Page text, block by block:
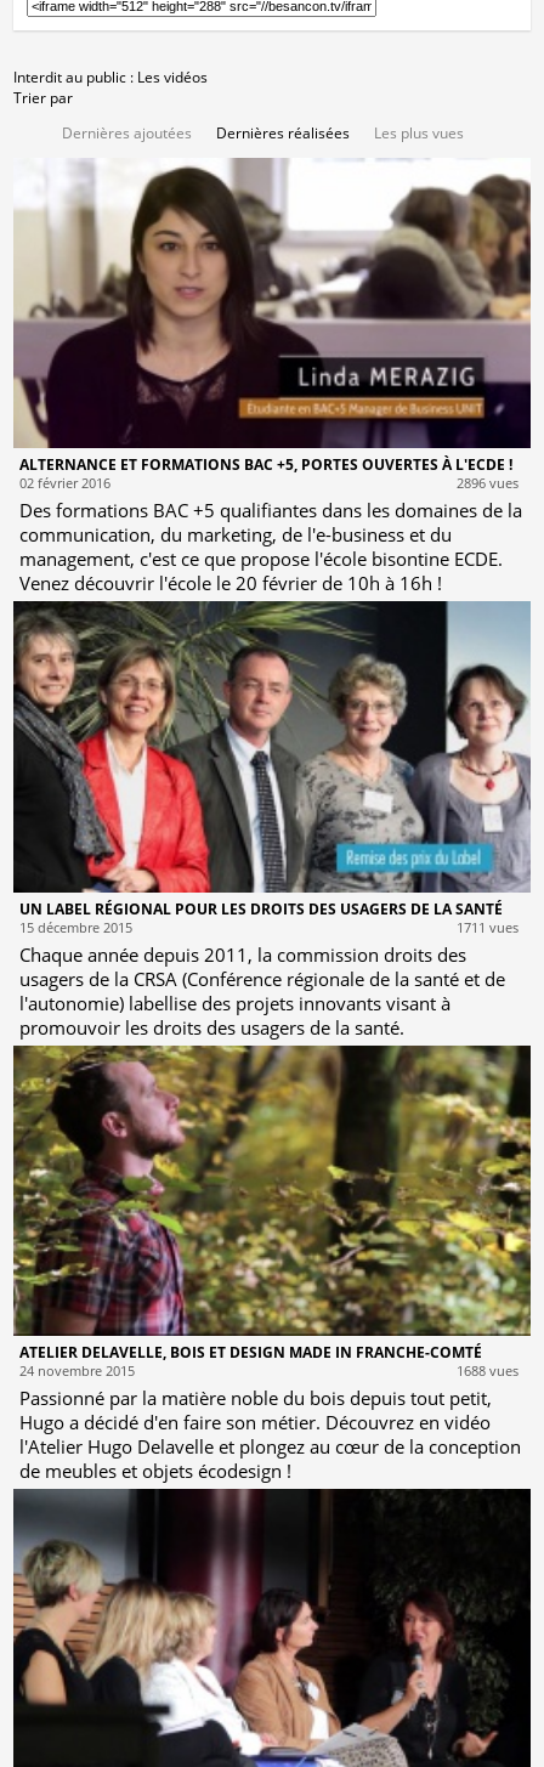
Interdit au public : Les vidéos
Trier par
Dernières ajoutées
Dernières réalisées Les plus vues
ALTERNANCE ET FORMATIONS BAC +5, PORTES OUVERTES À L'ECDE !
02 février 2016 2896 vues
Des formations BAC +5 qualifiantes dans les domaines de la
communication, du marketing, de l'e-business et du
management, c'est ce que propose l'école bisontine ECDE.
Venez découvrir l'école le 20 février de 10h à 16h !
UN LABEL RÉGIONAL POUR LES DROITS DES USAGERS DE LA SANTÉ
15 décembre 2015 1711 vues
Chaque année depuis 2011, la commission droits des
usagers de la CRSA (Conférence régionale de la santé et de
l'autonomie) labellise des projets innovants visant à
promouvoir les droits des usagers de la santé.
ATELIER DELAVELLE, BOIS ET DESIGN MADE IN FRANCHE-COMTÉ
24 novembre 2015 1688 vues
Passionné par la matière noble du bois depuis tout petit,
Hugo a décidé d'en faire son métier. Découvrez en vidéo
l'Atelier Hugo Delavelle et plongez au cœur de la conception
de meubles et objets écodesign !